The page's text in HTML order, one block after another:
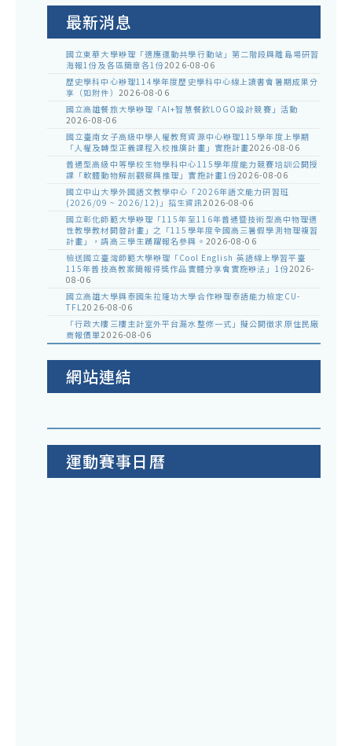
最新消息
國立東華大學辦理「適應運動共學行動站」第二階段與離島場研習
海報1份及各區簡章各1份2026-08-06
歷史學科中心辦理114學年度歷史學科中心線上讀書會暑期成果分
享（如附件） 2026-08-06
國立高雄餐旅大學辦理「AI+智慧餐飲LOGO設計競賽」活動
2026-08-06
國立臺南女子高級中學人權教育資源中心辦理115學年度上學期
「人權及轉型正義課程入校推廣計畫」實施計畫2026-08-06
普通型高級中等學校生物學科中心115學年度能力競賽培訓公開授
課「軟體動物解剖觀察與推理」實施計畫1份2026-08-06
國立中山大學外國語文教學中心「2026年語文能力研習班
(2026/09 ~ 2026/12)」招生資訊2026-08-06
國立彰化師範大學辦理「115年至116年普通暨技術型高中物理適
性教學教材開發計畫」之「115學年度全國高三暑假學測物理複習
計畫」，請高三學生踴躍報名參與。 2026-08-06
檢送國立臺灣師範大學辦理「Cool English 英語線上學習平臺
115年普技高教案簡報得獎作品實體分享會實施辦法」1份2026-
08-06
國立高雄大學與泰國朱拉隆功大學合作辦理泰語能力檢定CU-
TFL2026-08-06
「行政大樓三樓主計室外平台漏水整修一式」擬公開徵求原住民廠
商報價單2026-08-06
網站連結
運動賽事日曆